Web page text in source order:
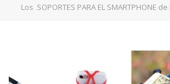
Los SOPORTES PARA EL SMARTPHONE